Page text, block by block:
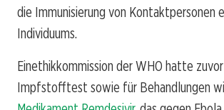
die Immunisierung von Kontaktpersonen
Individuums.
Einethikkommission der WHO hatte
Impfstofftest sowie für Behandlungen